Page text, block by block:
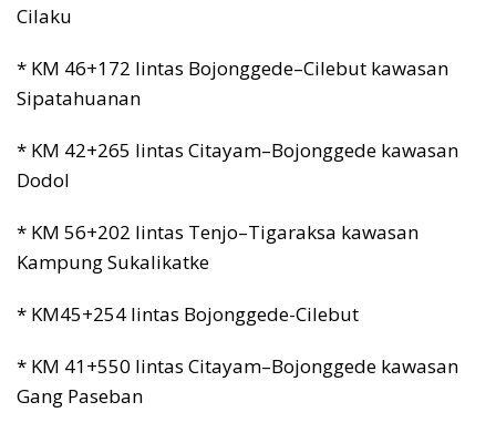
Cilaku
* KM 46+172 lintas Bojonggede–Cilebut kawasan
Sipatahuanan
* KM 42+265 lintas Citayam–Bojonggede kawasan
Dodol
* KM 56+202 lintas Tenjo–Tigaraksa kawasan
Kampung Sukalikatke
* KM45+254 lintas Bojonggede-Cilebut
* KM 41+550 lintas Citayam–Bojonggede kawasan
Gang Paseban